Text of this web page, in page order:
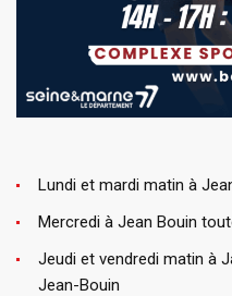
Lundi et mardi matin à
Mercredi à Jean Bouin
Jeudi et vendredi matin à
Jean-Bouin